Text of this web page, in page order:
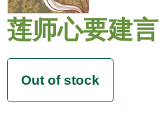
莲师心要建言